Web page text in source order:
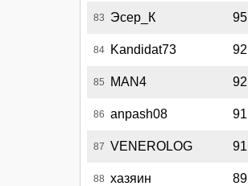
83 Эсер_К 95
84 Kandidat73 92
85 MAN4 92
86 anpash08 91
87 VENEROLOG 91
88 хазяин 89